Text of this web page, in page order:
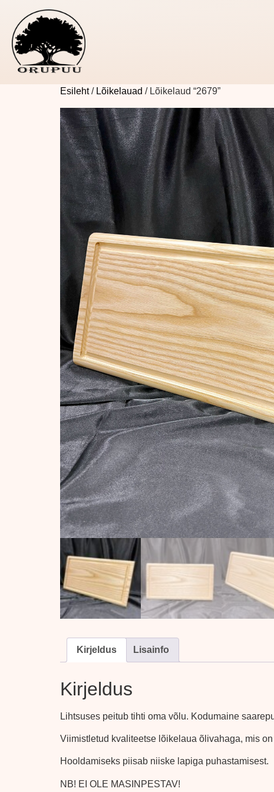
Esileht/ Lõikelauad / Lõikelaud “2679”
Kirjeldus Lisainfo
Kirjeldus
Lihtsuses peitub tihti oma võlu. Kodumaine
Viimistletud kvaliteetse lõikelaua õlivahaga, mis
Hooldamiseks piisab niiske lapiga puhastamisest.
NB! EI OLE MASINPESTAV!